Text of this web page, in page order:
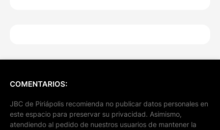
COMENTARIOS:
JBC de Piriápolis recomienda no publicar datos personales en
este espacio para preservar su privacidad. Asimismo,
atendiendo al pedido de nuestros usuarios de mantener la